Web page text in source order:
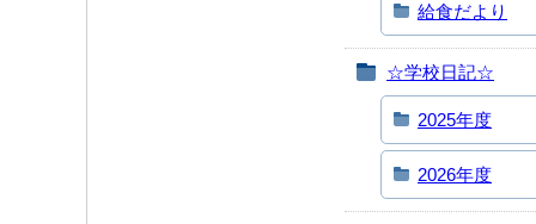
給食だより
☆学校日記☆
2025年度
2026年度